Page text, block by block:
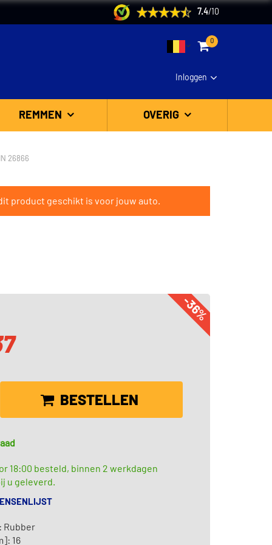
7.4/ 10
0
Inloggen
REMMEN OVERIG
26866
product geschikt is voor jouw auto.
-36%
BESTELLEN
18:00 besteld, binnen 2 werkdagen
u geleverd.
Rubber
16